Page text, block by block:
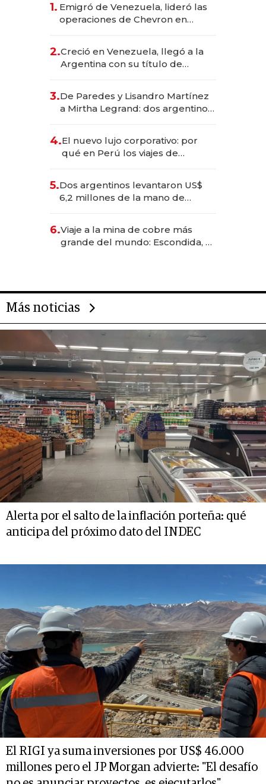
1. Emigró de Venezuela, lideró las
operaciones de Chevron en
2.Creció en Venezuela, llegó a la
Argentina con su título de
las marcas "fast premium"
3.De Paredes y Lisandro Martínez
a Mirtha Legrand: dos argentinos
4.El nuevo lujo corporativo: por
qué en Perú los viajes de
para convertirse en experiencias
transformadoras
5.Dos argentinos levantaron US$
6,2 millones de la mano de
6.Viaje a la mina de cobre más
grande del mundo: Escondida, el
Más noticias
Alerta por el salto de la inflación porteña: qué
anticipa del próximo dato del INDEC
El RIGI ya suma inversiones por US$ 46.000
millones pero el JP Morgan advierte: "El desafío